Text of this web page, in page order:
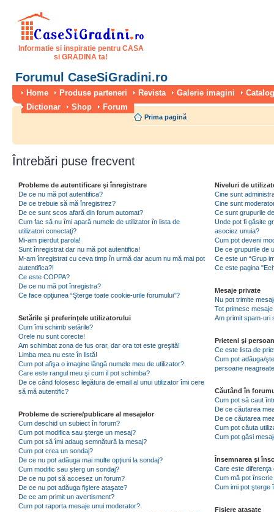
Informatie si inspiratie pentru CASA
si GRADINA ta!
Forumul CaseSiGradini.ro
Home Produse parteneri Revista Galerie imagini
Dictionar
Shop Forum
Prima pagină
Întrebări puse frecvent
Probleme de autentificare şi înregistrare
De ce nu mă pot autentifica?
De ce trebuie să mă înregistrez?
De ce sunt scos afară din forum automat?
Cum fac să nu îmi apară numele de utilizator în lista de
utilizatori conectaţi?
Mi-am pierdut parola!
Sunt înregistrat dar nu mă pot autentifica!
M-am înregistrat cu ceva timp în urmă dar acum nu mă mai pot
autentifica?!
Ce este COPPA?
De ce nu mă pot înregistra?
Ce face opţiunea “Şterge toate cookie-urile forumului”?
Setările şi preferinţele utilizatorului
Cum îmi schimb setările?
Orele nu sunt corecte!
Am schimbat zona de fus orar, dar ora tot este greşită!
Limba mea nu este în listă!
Cum pot afişa o imagine lângă numele meu de utilizator?
Care este rangul meu şi cum il pot schimba?
De ce când folosesc legătura de email al unui utilizator îmi cere
să mă autentific?
Probleme de scriere/publicare al mesajelor
Cum deschid un subiect în forum?
Cum pot modifica sau şterge un mesaj?
Cum pot să îmi adaug semnătură la mesaj?
Cum pot crea un sondaj?
De ce nu pot adăuga mai multe opţiuni la sondaj?
Cum modific sau şterg un sondaj?
De ce nu pot să accesez un forum?
De ce nu pot adăuga fişiere ataşate?
De ce am primit un avertisment?
Cum pot raporta mesaje unui moderator?
Niveluri de
Cine sunt
Cine sunt
Ce sunt grupurile
Unde pot fi găsite
asociez unuia?
Cum pot deveni
De ce grupurile de
Ce este un “Grup
Ce este pagina
Mesaje private
Nu pot trimite
Tot primesc
Am primit spam-uri
Prieteni şi
Ce este lista de
Cum pot adăuga/
persoane
Căutând în
Cum pot să caut
De ce căutarea
De ce căutarea
Cum pot căuta
Cum pot găsi
Însemnarea şi
Care este
Cum mă pot
Cum imi pot şterge
Fişiere ataşate